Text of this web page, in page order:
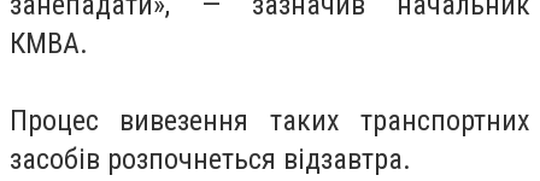
КМВА.
Процес вивезення таких транспортних
засобів розпочнеться відзавтра.